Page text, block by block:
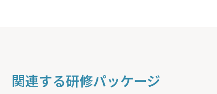
関連する研修パッケージ